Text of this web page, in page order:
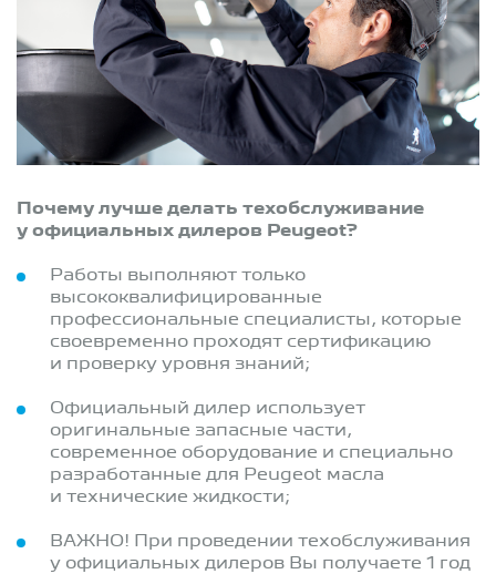
​Почему лучше делать техобслуживание
у официальных дилеров Peugeot?
​Работы выполняют только
высококвалифицированные
профессиональные специалисты, которые
своевременно проходят сертификацию
и проверку уровня знаний;
Официальный дилер использует
оригинальные запасные части,
современное оборудование и специально
разработанные для Peugeot масла
и технические жидкости;
ВАЖНО! При проведении техобслуживания
у официальных дилеров Вы получаете 1 год